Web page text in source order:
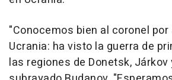
"Conocemos bien al coronel
Ucrania: ha visto la guerra de
las regiones de Donetsk, Járkov